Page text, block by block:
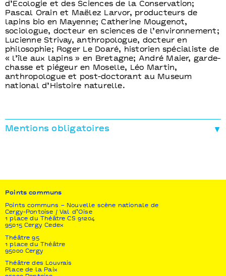
d’Ecologie et des Sciences de la Conservation;
Pascal Orain et Maëlez Larvor, producteurs de
lapins bio en Mayenne; Catherine Mougenot,
sociologue, docteur en sciences de l’environnement;
Lucienne Strivay, anthropologue, docteur en
philosophie; Roger Le Doaré, historien spécialiste de
« l’île aux lapins » en Bretagne; André Maier, garde-
chasse et piégeur en Moselle, Léo Martin,
anthropologue et post-doctorant au Museum
national d’Histoire naturelle.
Mentions obligatoires
Maison des Métallos (Paris)
Soutien
Département de la Seine et Marne
Partenaire
Le Vaisseau-fabrique artistique au Centre de
Réadaptation de Coubert
par le Département de la Seine-et-Marne, la Région
Points communs
Points communs – Nouvelle scène nationale de
Cergy-Pontoise / Val d’Oise
1 place du Théâtre CS 91204
95015 Cergy Cedex
Théâtre 95
1 place du Théâtre
95000 Cergy
Théâtre des Louvrais
Place de la Paix